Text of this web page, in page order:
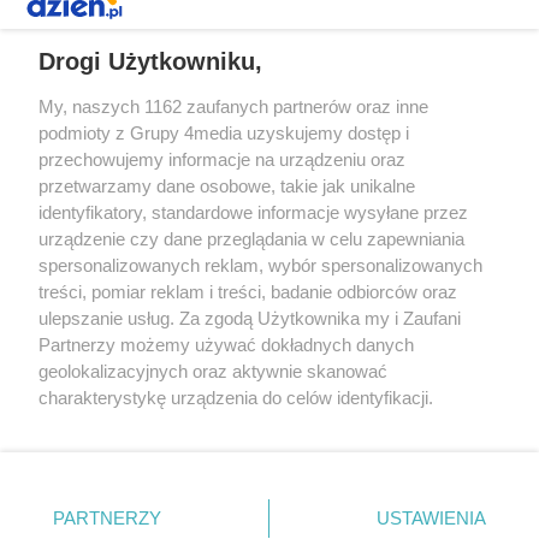
Redakcja Reklama Prywatność
Praca Łódź
the:protocol
Facebook.com
Youtube.com
Drogi Użytkowniku,
My, naszych 1162 zaufanych partnerów oraz inne
podmioty z Grupy 4media uzyskujemy dostęp i
przechowujemy informacje na urządzeniu oraz
przetwarzamy dane osobowe, takie jak unikalne
identyfikatory, standardowe informacje wysyłane przez
urządzenie czy dane przeglądania w celu zapewniania
spersonalizowanych reklam, wybór spersonalizowanych
treści, pomiar reklam i treści, badanie odbiorców oraz
ulepszanie usług. Za zgodą Użytkownika my i Zaufani
Partnerzy możemy używać dokładnych danych
geolokalizacyjnych oraz aktywnie skanować
charakterystykę urządzenia do celów identyfikacji.
zmienić/wycofać klikając przycisk ustawień prywatności
znajdujący się w lewym dolnym rogu strony
. Niektóre
PARTNERZY USTAWIENIA